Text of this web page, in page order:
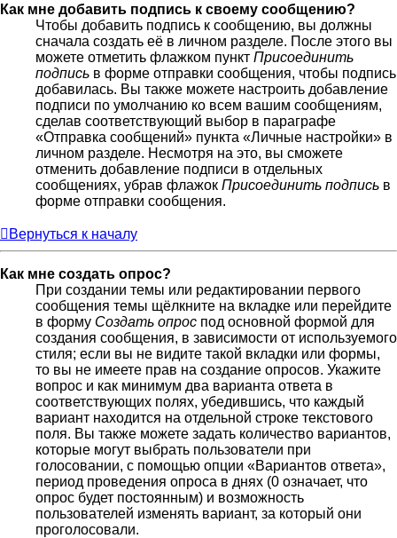
Как мне добавить подпись к своему сообщению?
Чтобы добавить подпись к сообщению, вы должны
сначала создать её в личном разделе. После этого вы
можете отметить флажком пункт Присоединить
подпись в форме отправки сообщения, чтобы подпись
добавилась. Вы также можете настроить добавление
подписи по умолчанию ко всем вашим сообщениям,
сделав соответствующий выбор в параграфе
«Отправка сообщений» пункта «Личные настройки» в
личном разделе. Несмотря на это, вы сможете
отменить добавление подписи в отдельных
сообщениях, убрав флажок Присоединить подпись в
форме отправки сообщения.
Вернуться к началу
Как мне создать опрос?
При создании темы или редактировании первого
сообщения темы щёлкните на вкладке или перейдите
в форму Создать опрос под основной формой для
создания сообщения, в зависимости от используемого
стиля; если вы не видите такой вкладки или формы,
то вы не имеете прав на создание опросов. Укажите
вопрос и как минимум два варианта ответа в
соответствующих полях, убедившись, что каждый
вариант находится на отдельной строке текстового
поля. Вы также можете задать количество вариантов,
которые могут выбрать пользователи при
голосовании, с помощью опции «Вариантов ответа»,
период проведения опроса в днях (0 означает, что
опрос будет постоянным) и возможность
пользователей изменять вариант, за который они
проголосовали.